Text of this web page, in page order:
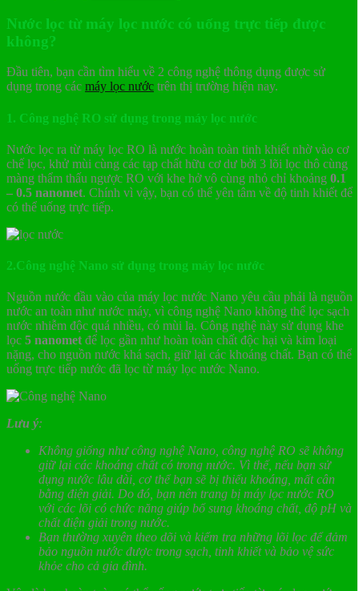
Nước lọc từ máy lọc nước có uống trực tiếp được
không?
Đầu tiên, bạn cần tìm hiểu về 2 công nghệ thông dụng được sử
dụng trong các máy lọc nước trên thị trường hiện nay.
1. Công nghệ RO sử dụng trong máy lọc nước
Nước lọc ra từ máy lọc RO là nước hoàn toàn tinh khiết nhờ vào cơ
chế lọc, khử mùi cùng các tạp chất hữu cơ dư bởi 3 lõi lọc thô cùng
màng thẩm thấu ngược RO với khe hở vô cùng nhỏ chỉ khoảng 0.1
– 0.5 nanomet. Chính vì vậy, bạn có thể yên tâm về độ tinh khiết để
có thể uống trực tiếp.
2.Công nghệ Nano sử dụng trong máy lọc nước
Nguồn nước đầu vào của máy lọc nước Nano yêu cầu phải là nguồn
nước an toàn như nước máy, vì công nghệ Nano không thể lọc sạch
nước nhiễm độc quá nhiều, có mùi lạ. Công nghệ này sử dụng khe
lọc 5 nanomet để lọc gần như hoàn toàn chất độc hại và kim loại
nặng, cho nguồn nước khá sạch, giữ lại các khoáng chất. Bạn có thể
uống trực tiếp nước đã lọc từ máy lọc nước Nano.
Lưu ý:
Không giống như công nghệ Nano, công nghệ RO sẽ không
giữ lại các khoáng chất có trong nước. Vì thế, nếu bạn sử
dụng nước lâu dài, cơ thể bạn sẽ bị thiếu khoáng, mất cân
bằng điện giải. Do đó, bạn nên trang bị máy lọc nước RO
với các lõi có chức năng giúp bổ sung khoáng chất, độ pH và
chất điện giải trong nước.
Bạn thường xuyên theo dõi và kiểm tra những lõi lọc để đảm
bảo nguồn nước được trong sạch, tinh khiết và bảo vệ sức
khỏe cho cả gia đình.